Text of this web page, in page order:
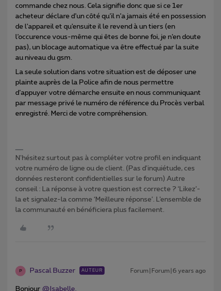
commande chez nous. Cela signifie donc que si ce 1er
acheteur déclare d’un côté qu’il n’a jamais été en possession
de l’appareil et qu’ensuite il le revend à un tiers (en
l’occurence vous-même qui êtes de bonne foi, je n’en doute
pas), un blocage automatique va être effectué par la suite
au niveau du gsm.
La seule solution dans votre situation est de déposer une
plainte auprès de la Police afin de nous permettre
d’appuyer votre démarche ensuite en nous communiquant
par message privé le numéro de référence du Procès verbal
enregistré. Merci de votre compréhension.
N'hésitez surtout pas à compléter votre profil en indiquant
votre numéro de ligne ou de client. (Pas d'inquiétude, ces
données resteront confidentielles sur le forum) Autre
conseil : La réponse à votre question est correcte ? ‘Likez’-
la et signalez-la comme ‘Meilleure réponse’. L’ensemble de
la communauté en bénéficiera plus facilement.
P Pascal Buzzer AUTEUR Forum|Forum|6 years ago
Bonjour @Isabelle.